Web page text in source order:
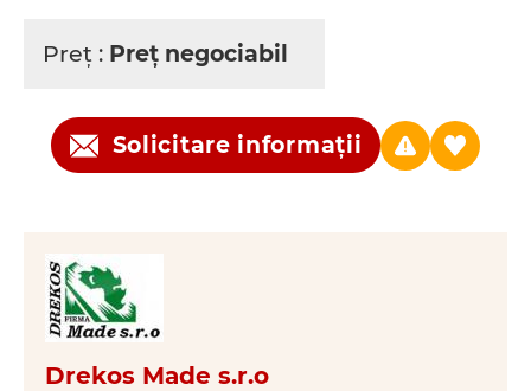
Preţ : Preţ negociabil
Solicitare informații
Drekos Made s.r.o